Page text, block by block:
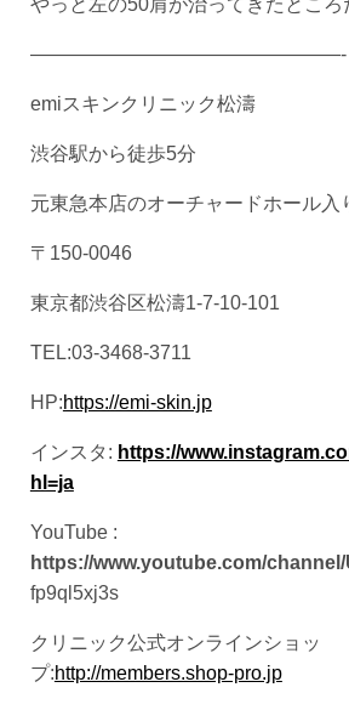
————————————————-
emiスキンクリニック松濤
渋谷駅から徒歩5分
元東急本店のオーチャードホール入
〒150-0046
東京都渋谷区松濤1-7-10-101
TEL:03-3468-3711
HP:https://emi-skin.jp
インスタ: https://
hl=ja
YouTube :
https://www.youtube.com/
fp9ql5xj3s
クリニック公式オンラインショッ
プ:http://members.shop-pro.jp